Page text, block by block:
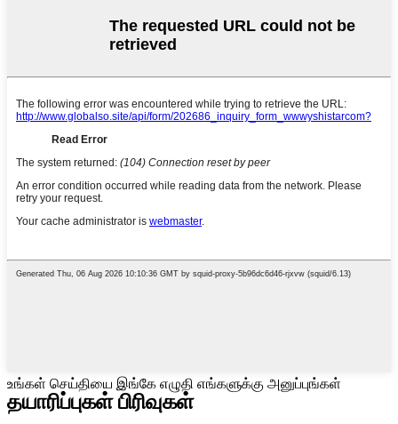
உங்கள் செய்தியை இங்கே எழுதி எங்களுக்கு அனுப்புங்கள்
தயாரிப்புகள் பிரிவுகள்